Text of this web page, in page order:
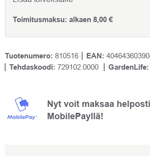
Toimitusmaksu: alkaen 8,00 €
Tuotenumero: 810516 EAN:
Tehdaskoodi: 729102.0000 GardenLife:
Nyt voit maksaa
MobilePayllä!